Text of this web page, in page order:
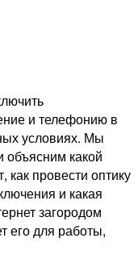
и телефонию в
условиях. Мы
какой
как провести оптику
и какая
загородом
его для работы,